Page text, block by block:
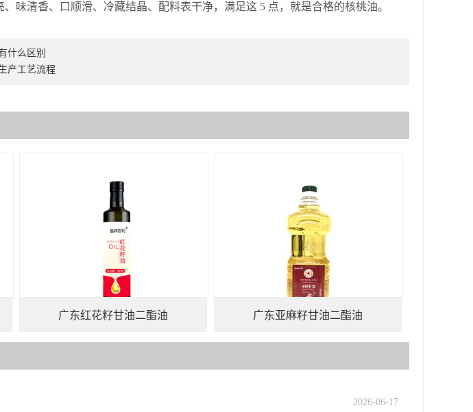
清香、口顺滑、冷藏结晶、配料表干净，满足这 5 点，就是合格的核桃油。
什么区别
产工艺流程
广东红花籽甘油二酯油 广东亚麻籽甘油二酯油
2026-06-17